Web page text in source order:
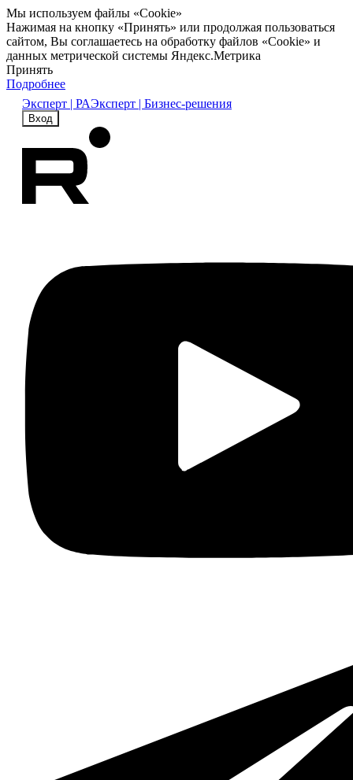
Мы используем файлы «Cookie»
Нажимая на кнопку «Принять» или продолжая пользоваться
сайтом, Вы соглашаетесь на обработку файлов «Cookie» и
данных метрической системы Яндекс.Метрика
Принять
Подробнее
Эксперт | РАЭксперт | Бизнес-решения
Вход